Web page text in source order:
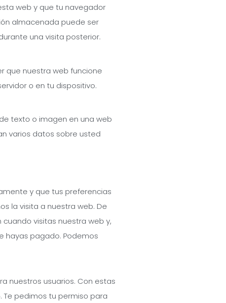
web y que tu navegador
almacenada puede ser
una visita posterior.
que nuestra web funcione
o en tu dispositivo.
texto o imagen en una web
varios datos sobre usted
y que tus preferencias
la visita a nuestra web. De
visitas nuestra web y,
hayas pagado. Podemos
nuestros usuarios. Con estas
pedimos tu permiso para